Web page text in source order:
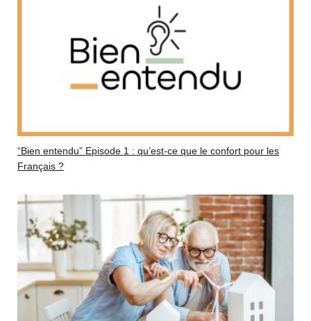
“Bien entendu” Episode 1 : qu’est-ce que le confort pour les
Français ?